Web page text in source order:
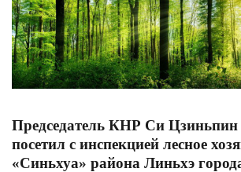
Председатель КНР Си
посетил с инспекцией лесное
«Синьхуа» района Линьхэ